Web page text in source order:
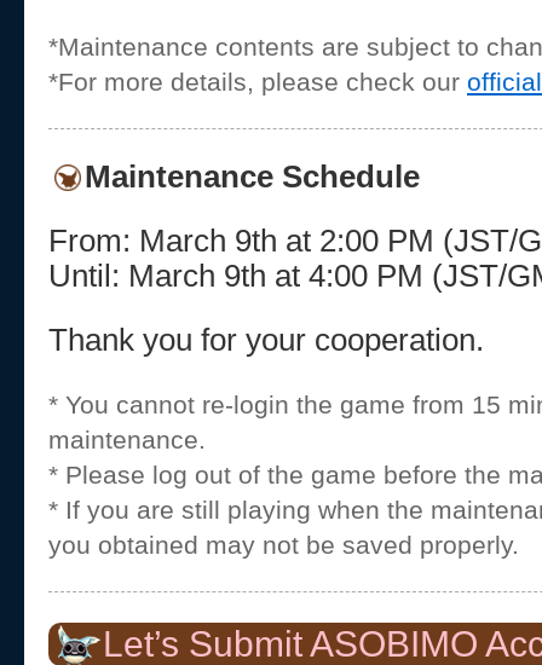
*Maintenance contents are subject to
*For more details, please check our
Maintenance Schedule
From: March 9th at 2:00 PM (JST/
Until: March 9th at 4:00 PM (JST/
Thank you for your cooperation.
* You cannot re-login the game from 15
maintenance.
* Please log out of the game before the
* If you are still playing when the
you obtained may not be saved properly.
Let’s Submit ASOBIMO